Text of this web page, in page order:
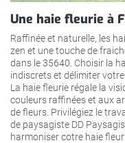
Une haie fleurie à
Raffinée et naturelle, les
zen et une touche de
dans le 35640. Choisir la
indiscrets et délimiter
La haie fleurie régale la
couleurs raffinées et aux
de fleurs. Privilégiez le
de paysagiste DD
harmoniser cotre haie